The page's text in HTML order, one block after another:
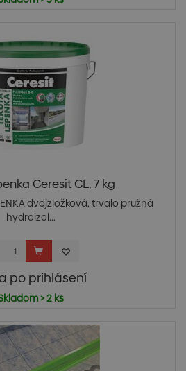
Ceresit CL, 7 kg
dvojzložková, trvalo pružná
hydroizol...
po prihlásení
> 2 ks